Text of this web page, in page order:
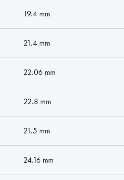
19.4 mm
21.4 mm
22.06 mm
22.8 mm
21.5 mm
24.16 mm